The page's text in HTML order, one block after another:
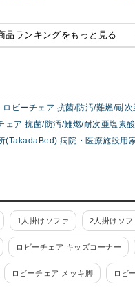
品ランキングをもっと見る
ロビーチェア 抗菌/防汚/難燃/耐次
ェア 抗菌/防汚/難燃/耐次亜塩素酸
(TakadaBed) 病院・医療施設用
1人掛けソファ 2人掛けソフ
ロビーチェア キッズコーナー
ロビーチェア メッキ脚 ロビ